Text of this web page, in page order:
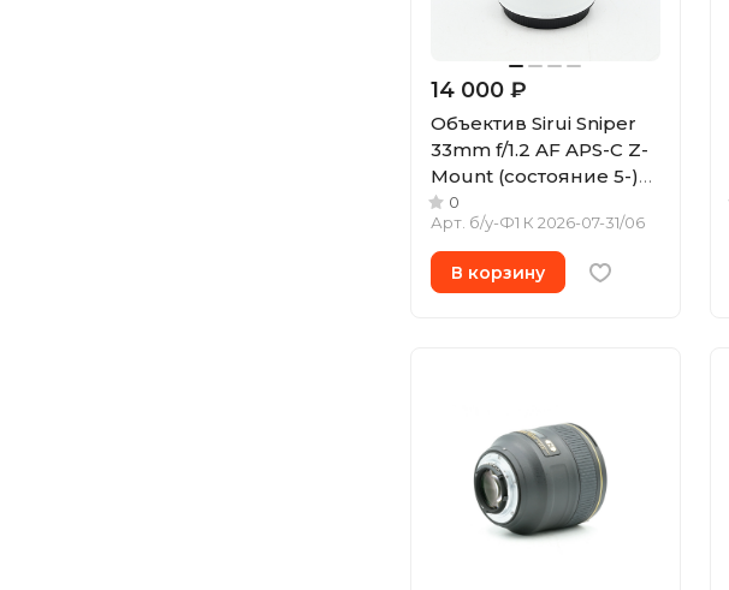
14 000 ₽
Объектив Sirui Sniper
33mm f/1.2 AF APS-C Z-
Mount (состояние 5-)
(б/у)
0
Арт. б/у-Ф1 К 2026-07-31/06
В корзину